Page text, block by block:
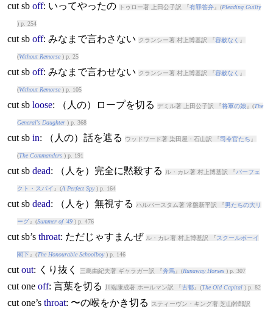
cutsb off: いってやったの トゥロー著 上田公子訳 『有罪答弁』(Pleading Guilty
) p. 254
cutsb off: みなまで言わさない クランシー著 村上博基訳 『容赦なく 』
(Without Remorse) p. 25
cutsb off: みなまで言わせない クランシー著 村上博基訳 『容赦なく 』
(Without Remorse) p. 105
cutsb loose: （人の）ロープを切る デミル著 上田公子訳 『将軍の娘 』(The
General's Daughter) p. 368
cutsb in: （人の）話を遮る ウッドワード著 染田屋・石山訳 『司令官たち 』
(The Commanders) p. 191
cutsb dead: （人を）完全に黙殺する ル・カレ著 村上博基訳 『パーフェ
クト・スパイ 』(A Perfect Spy) p. 164
cutsb dead: （人を）無視する ハルバースタム著 常盤新平訳 『 男たちの大リ
ーグ』(Summer of '49) p. 476
cutsb’s throat: ただじゃすまんぜ ル・カレ著 村上博基訳 『 スクールボーイ
閣下 』(The Honourable Schoolboy) p. 146
cut out: くり抜く 三島由紀夫著 ギャラガー訳 『奔馬』(Runaway Horses) p. 307
cutone off: 言葉を切る 川端康成著 ホールマン訳 『古都』(The Old Capital) p. 82
cutone’s throat: 〜の喉をかき切る スティーヴン・キング著 芝山幹郎訳